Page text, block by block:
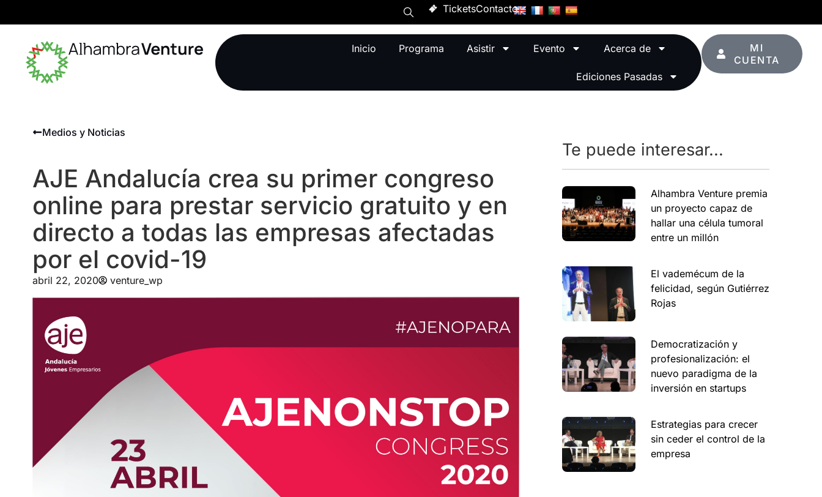
TicketsContacto
Inicio Programa Asistir Evento Acerca de
Ediciones Pasadas
MI
CUENTA
Medios y Noticias
AJE Andalucía crea su primer congreso
online para prestar servicio gratuito y en
directo a todas las empresas afectadas
por el covid-19
abril 22, 2020 venture_wp
Te puede interesar...
Alhambra Venture premia
un proyecto capaz de
hallar una célula tumoral
entre un millón
El vademécum de la
felicidad, según Gutiérrez
Rojas
Democratización y
profesionalización: el
nuevo paradigma de la
inversión en startups
Estrategias para crecer
sin ceder el control de la
empresa